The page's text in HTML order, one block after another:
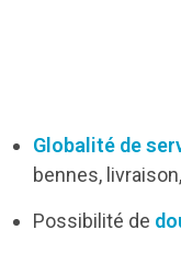
Globalité de
bennes,
Possibilité de